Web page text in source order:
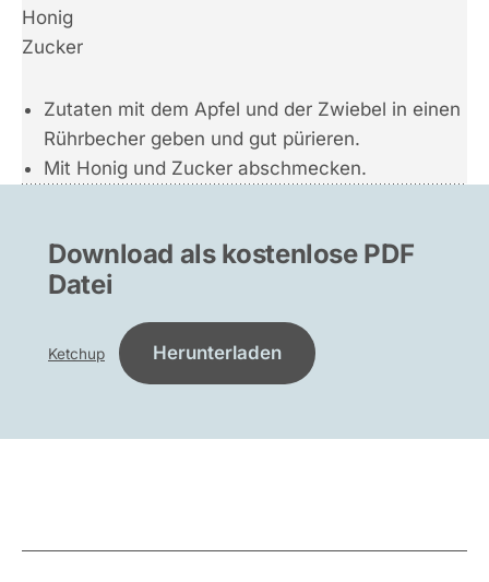
Honig
Zucker
Zutaten mit dem Apfel und der Zwiebel in einen
Rührbecher geben und gut pürieren.
Mit Honig und Zucker abschmecken.
Download als kostenlose PDF
Datei
Ketchup Herunterladen